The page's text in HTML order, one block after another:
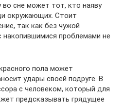
сне может тот, кто наяву
окружающих. Стоит
так как без чужой
накопившимися проблемами не
пола может
удары своей подруге. В
с человеком, который для
предсказывать грядущее